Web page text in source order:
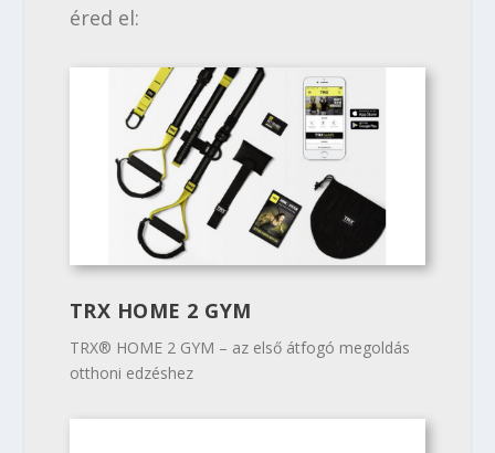
éred el:
TRX HOME 2 GYM
TRX® HOME 2 GYM – az első átfogó megoldás
otthoni edzéshez